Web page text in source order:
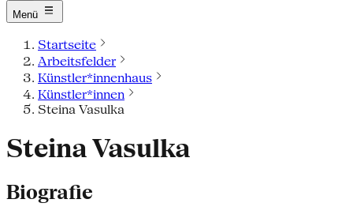
Menü
Startseite
Arbeitsfelder
Künstler*innenhaus
Künstler*innen
Steina Vasulka
Steina Vasulka
Biografie